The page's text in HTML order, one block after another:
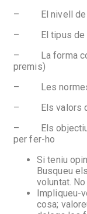
– El nivell de
– El tipus de
– La forma
premis)
– Les normes
– Els valors
– Els objectius
per fer-ho
Si teniu
Busqueu
voluntat.
Impliqueu-
cosa;